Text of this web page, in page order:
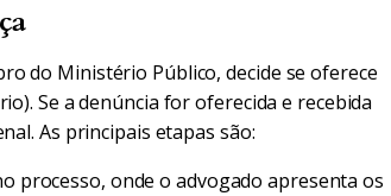
do Ministério Público, decide se oferece
Se a denúncia for oferecida e recebida
As principais etapas são:
processo, onde o advogado apresenta os